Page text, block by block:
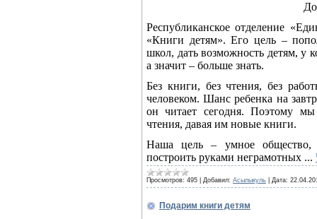
Республиканское отделение
«Книги детям». Его цель –
школ, дать возможность детям, у
а значит – больше знать.
Без книги, без чтения, без
человеком. Шанс ребенка на
он читает сегодня. Поэтому
чтения, давая им новые книги.
Наша цель – умное общество,
построить руками неграмотных ...
Просмотров: 495 Добавил: Асылыкуль Дата:
Подарим книги детям